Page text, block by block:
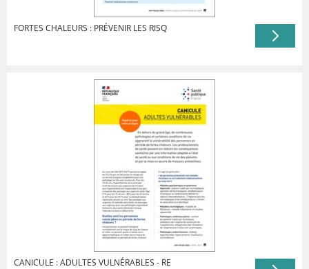
FORTES CHALEURS : PRÉVENIR LES RISQ
CANICULE : ADULTES VULNÉRABLES - RE